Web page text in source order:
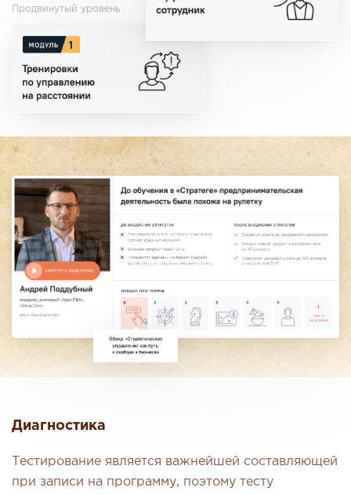
Продвинутый уровень
Диагностика
Тестирование является важнейшей составляющей
при записи на программу, поэтому тесту